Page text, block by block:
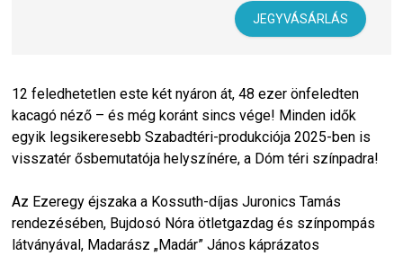
JEGYVÁSÁRLÁS
12 feledhetetlen este két nyáron át, 48 ezer önfeledten
kacagó néző – és még koránt sincs vége! Minden idők
egyik legsikeresebb Szabadtéri-produkciója 2025-ben is
visszatér ősbemutatója helyszínére, a Dóm téri színpadra!
Az Ezeregy éjszaka a Kossuth-díjas Juronics Tamás
rendezésében, Bujdosó Nóra ötletgazdag és színpompás
látványával, Madarász „Madár” János káprázatos